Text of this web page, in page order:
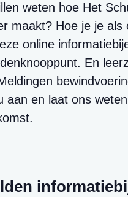
weten hoe Het
maakt? Hoe je je
online
En
aan en laat ons